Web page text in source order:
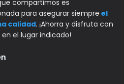
compartimos es
para asegurar siempre el
calidad. ¡Ahorra y disfruta con
el lugar indicado!